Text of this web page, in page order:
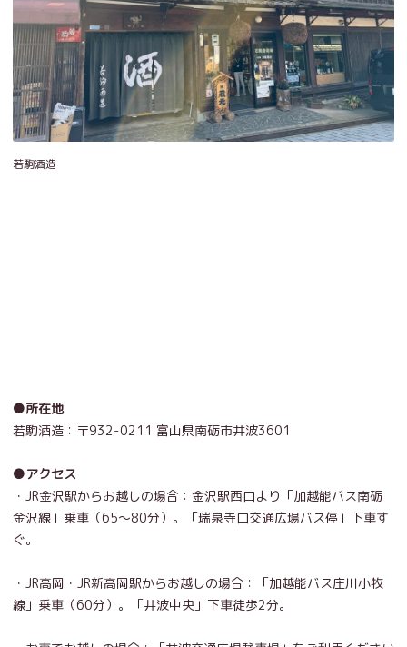
若駒酒造
●所在地
若駒酒造： 〒932-0211 富山県南砺市井波3601
●アクセス
・JR金沢駅からお越しの場合：金沢駅西口より「加越能バス南砺
金沢線 」乗車（65～80分）。「瑞泉寺口交通広場バス停」下車す
ぐ。
・JR高岡・JR新高岡駅からお越しの場合：「加越能バス庄川小牧
線 」乗車（60分）。「井波中央」下車徒歩2分。